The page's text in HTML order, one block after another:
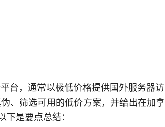
台，通常以极低价格提供国外服务器访
、筛选可用的低价方案，并给出在加拿
是要点总结：